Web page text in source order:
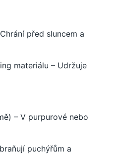
před sluncem a
materiálu – Udržuje
– V purpurové nebo
puchýřům a